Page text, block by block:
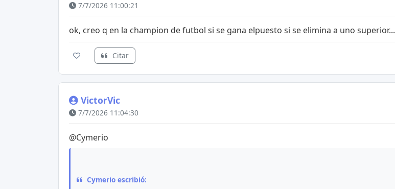
7/7/2026 11:00:21
ok, creo q en la champion de futbol si se gana elpuesto si se elimina a uno superior...
Citar
VictorVic
7/7/2026 11:04:30
@Cymerio
Cymerio escribió: